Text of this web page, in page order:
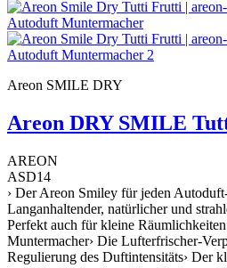
Areon SMILE DRY
Areon DRY SMILE
AREON
ASD14
› Der Areon Smiley für jeden
Langanhaltender, natürlicher und
Perfekt auch für kleine
Muntermacher› Die Lufterfrischer-
Regulierung des Duftintensitäts› Der